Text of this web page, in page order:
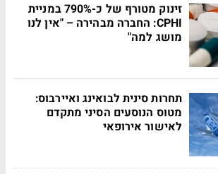
זינוק מטורף של כ-790% במניית
CPHI: החברה מבהירה – "אין לנו
מושג למה"
תחרות סינית לבואינג ואיירבוס:
מטוס הנוסעים הסיני מתקדם
לאישור אירופאי